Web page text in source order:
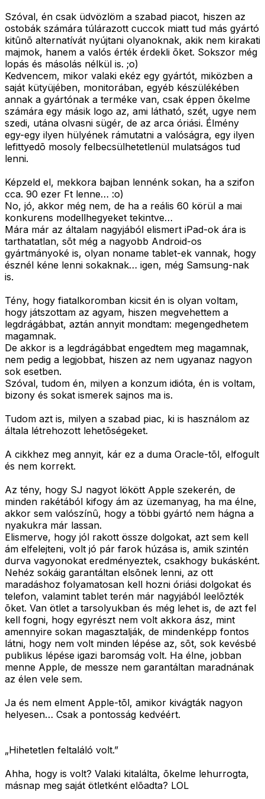
Szóval, én csak üdvözlöm a szabad piacot, hiszen az
ostobák számára túlárazott cuccok miatt tud más gyártó
kitûnõ alternatívát nyújtani olyanoknak, akik nem kirakati
majmok, hanem a valós érték érdekli õket. Sokszor még
lopás és másolás nélkül is. ;o)
Kedvencem, mikor valaki ekéz egy gyártót, miközben a
saját kütyüjében, monitorában, egyéb készülékében
annak a gyártónak a terméke van, csak éppen õkelme
számára egy másik logo az, ami látható, szét, ugye nem
szedi, utána olvasni sügér, de az arca óriási. Élmény
egy-egy ilyen hülyének rámutatni a valóságra, egy ilyen
lefittyedõ mosoly felbecsülhetetlenül mulatságos tud
lenni.
Képzeld el, mekkora bajban lennénk sokan, ha a szifon
cca. 90 ezer Ft lenne… :o)
No, jó, akkor még nem, de ha a reális 60 körül a mai
konkurens modellhegyeket tekintve…
Mára már az általam nagyjából elismert iPad-ok ára is
tarthatatlan, sõt még a nagyobb Android-os
gyártmányoké is, olyan noname tablet-ek vannak, hogy
észnél kéne lenni sokaknak… igen, még Samsung-nak
is.
Tény, hogy fiatalkoromban kicsit én is olyan voltam,
hogy játszottam az agyam, hiszen megvehettem a
legdrágábbat, aztán annyit mondtam: megengedhetem
magamnak.
De akkor is a legdrágábbat engedtem meg magamnak,
nem pedig a legjobbat, hiszen az nem ugyanaz nagyon
sok esetben.
Szóval, tudom én, milyen a konzum idióta, én is voltam,
bizony és sokat ismerek sajnos ma is.
Tudom azt is, milyen a szabad piac, ki is használom az
általa létrehozott lehetõségeket.
A cikkhez meg annyit, kár ez a duma Oracle-tõl, elfogult
és nem korrekt.
Az tény, hogy SJ nagyot lökött Apple szekerén, de
minden rakétából kifogy ám az üzemanyag, ha ma élne,
akkor sem valószínû, hogy a többi gyártó nem hágna a
nyakukra már lassan.
Elismerve, hogy jól rakott össze dolgokat, azt sem kell
ám elfelejteni, volt jó pár farok húzása is, amik szintén
durva vagyonokat eredményeztek, csakhogy bukásként.
Nehéz sokáig garantáltan elsõnek lenni, az ott
maradáshoz folyamatosan kell hozni óriási dolgokat és
telefon, valamint tablet terén már nagyjából leelõzték
õket. Van ötlet a tarsolyukban és még lehet is, de azt fel
kell fogni, hogy egyrészt nem volt akkora ász, mint
amennyire sokan magasztalják, de mindenképp fontos
látni, hogy nem volt minden lépése az, sõt, sok kevésbé
publikus lépése igazi baromság volt. Ha élne, jobban
menne Apple, de messze nem garantáltan maradnának
az élen vele sem.
Ja és nem elment Apple-tõl, amikor kivágták nagyon
helyesen… Csak a pontosság kedvéért.
„Hihetetlen feltaláló volt.”
Ahha, hogy is volt? Valaki kitalálta, õkelme lehurrogta,
másnap meg saját ötletként elõadta? LOL